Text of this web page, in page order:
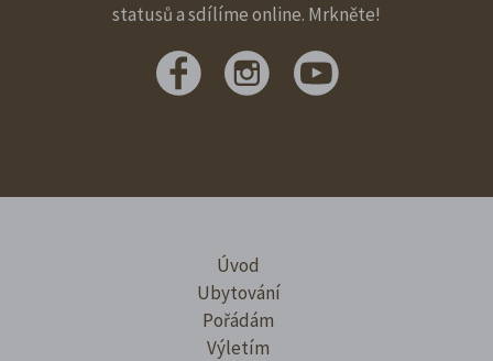
statusů a sdílíme online. Mrkněte!
Úvod
Ubytování
Pořádám
Výletím